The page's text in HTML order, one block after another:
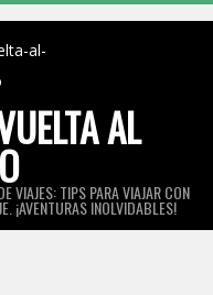
AL
VIAJES: TIPS PARA VIAJAR CON
¡AVENTURAS INOLVIDABLES!